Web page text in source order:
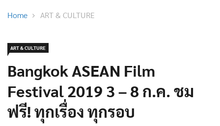
Home ART & CULTURE
ART & CULTURE
Bangkok ASEAN Film
Festival 2019 3 – 8 ก.ค. ชม
ฟรี! ทุกเรื่อง ทุกรอบ